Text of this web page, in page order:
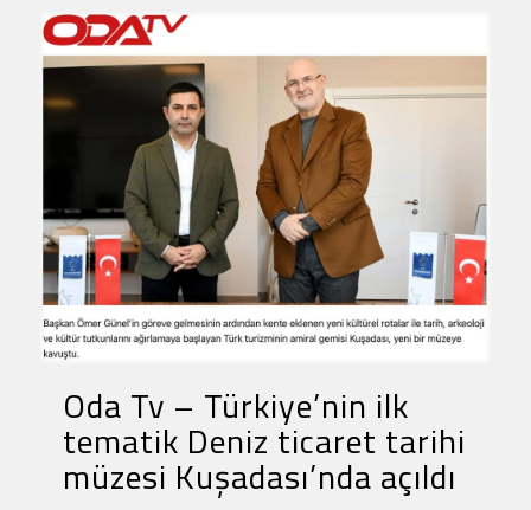
Oda Tv – Türkiye’nin ilk
tematik Deniz ticaret tarihi
müzesi Kuşadası’nda açıldı